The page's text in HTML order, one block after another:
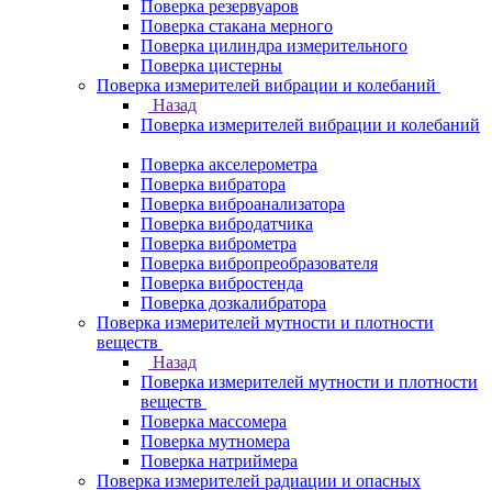
Поверка резервуаров
Поверка стакана мерного
Поверка цилиндра измерительного
Поверка цистерны
Поверка измерителей вибрации и колебаний
Назад
Поверка измерителей вибрации и колебаний
Поверка акселерометра
Поверка вибратора
Поверка виброанализатора
Поверка вибродатчика
Поверка виброметра
Поверка вибропреобразователя
Поверка вибростенда
Поверка дозкалибратора
Поверка измерителей мутности и плотности
веществ
Назад
Поверка измерителей мутности и плотности
веществ
Поверка массомера
Поверка мутномера
Поверка натриймера
Поверка измерителей радиации и опасных